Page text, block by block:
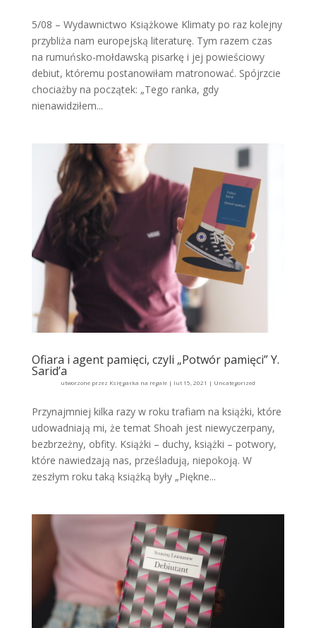
5/08 – Wydawnictwo Książkowe Klimaty po raz kolejny
przybliża nam europejską literaturę. Tym razem czas
na rumuńsko-mołdawską pisarkę i jej powieściowy
debiut, któremu postanowiłam matronować. Spójrzcie
chociażby na początek: „Tego ranka, gdy
nienawidziłem...
Ofiara i agent pamięci, czyli „Potwór pamięci” Y.
Sarid’a
utworzone przez Księgarka na regale| lut 15, 2021 | Uncategorized
Przynajmniej kilka razy w roku trafiam na książki, które
udowadniają mi, że temat Shoah jest niewyczerpany,
bezbrzeżny, obfity. Książki – duchy, książki – potwory,
które nawiedzają nas, prześladują, niepokoją. W
zeszłym roku taką książką były „Piękne...